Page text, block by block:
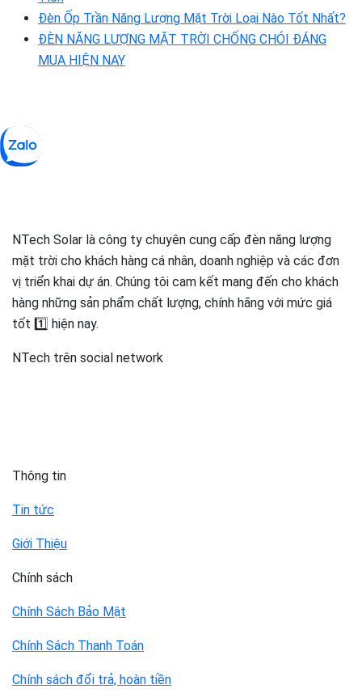
Đèn Ốp Trần Năng Lượng Mặt Trời Loại Nào Tốt Nhất?
ĐÈN NĂNG LƯỢNG MẶT TRỜI CHỐNG CHÓI ĐÁNG
MUA HIỆN NAY
NTech Solar là công ty chuyên cung cấp đèn năng lượng
mặt trời cho khách hàng cá nhân, doanh nghiệp và các đơn
vị triển khai dự án. Chúng tôi cam kết mang đến cho khách
hàng những sản phẩm chất lượng, chính hãng với mức giá
tốt 1️⃣ hiện nay.
NTech trên social network
Thông tin
Tin tức
Giới Thiệu
Chính sách
Chính Sách Bảo Mật
Chính Sách Thanh Toán
Chính sách đổi trả, hoàn tiền